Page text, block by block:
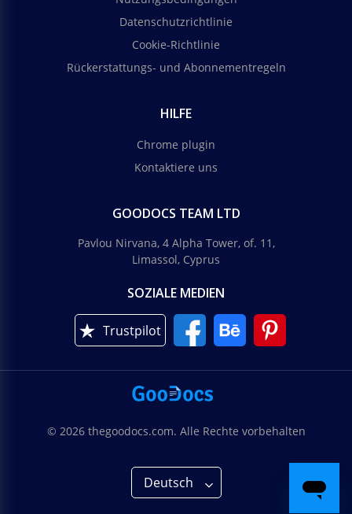
Datenschutzrichtlinie
Cookie-Richtlinie
Rückerstattungs- und Abonnementregeln
HILFE
Chrome plugin
Kontaktiere uns
GOODOCS TEAM LTD
Pavlou Nirvana, 4 Alpha Tower, of. 11,
Limassol, Cyprus
SOZIALE MEDIEN
Trustpilot
© 2026 thegoodocs.com. Alle Rechte vorbehalten
Deutsch